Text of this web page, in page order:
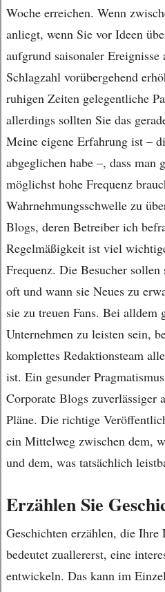
Woche erreichen. Wenn
anliegt, wenn Sie vor Ideen
aufgrund saisonaler
Schlagzahl vorübergehend
ruhigen Zeiten gelegentliche
allerdings sollten Sie das
Meine eigene Erfahrung ist –
abgeglichen habe –, dass man
möglichst hohe Frequenz
Wahrnehmungsschwelle zu
Blogs, deren Betreiber ich
Regelmäßigkeit ist viel
Frequenz. Die Besucher
oft und wann sie Neues zu
sie zu treuen Fans. Bei alldem
Unternehmen zu leisten sein,
komplettes Redaktionsteam
ist. Ein gesunder
Corporate Blogs zuverlässiger
Pläne. Die richtige
ein Mittelweg zwischen dem,
und dem, was tatsächlich
Erzählen Sie
Geschichten erzählen, die Ihre
bedeutet zuallererst, eine
entwickeln. Das kann im